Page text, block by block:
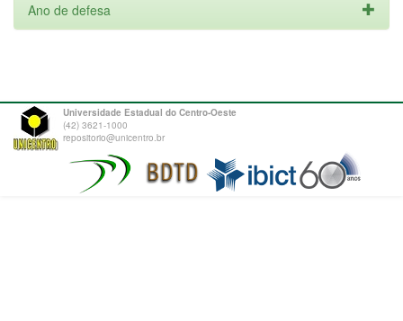
Ano de defesa
Universidade Estadual do Centro-Oeste
(42) 3621-1000
repositorio@unicentro.br